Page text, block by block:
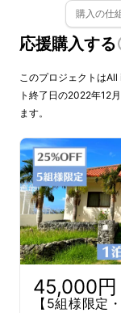
BBQ可能な
グリーンの海
応援購入する
購入の仕
このプロジェクトは
ト終了日の2022年12
ます。
45,000円
【5組様限定